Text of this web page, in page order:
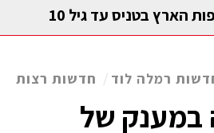
הארץ בטניס עד גיל 10
רמלה לוד / חדשות רצות
במענק של